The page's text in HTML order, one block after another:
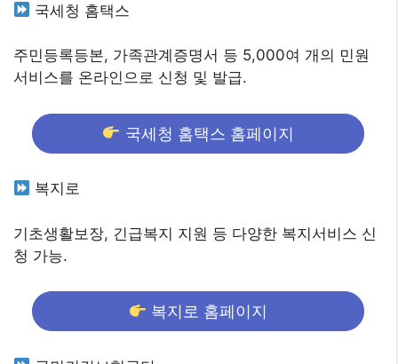
국세청 홈택스
주민등록등본, 가족관계증명서 등 5,000여 개의 민원
서비스를 온라인으로 신청 및 발급.
국세청 홈택스 홈페이지
복지로
기초생활보장, 긴급복지 지원 등 다양한 복지서비스 신
청 가능.
복지로 홈페이지